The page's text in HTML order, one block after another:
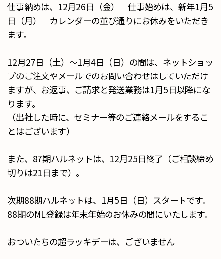
仕事納めは、12月26日（金） 仕事始めは、新年1月5
日（月） カレンダーの並び通りにお休みをいただき
ます。
12月27日（土）〜1月4日（日）の間は、ネットショッ
プのご注文やメールでのお問い合わせはしていただけ
ますが、お返事、ご請求と発送業務は1月5日以降にな
ります。
（出社した時に、セミナー等のご連絡メールをするこ
とはございます）
また、87期ハルネットは、12月25日終了（ご相談締め
切りは21日まで）。
次期88期ハルネットは、1月5日（日）スタートです。
88期のML登録は年末年始のお休みの間にいたします。
おついたちの超ラッキデーは、ございません